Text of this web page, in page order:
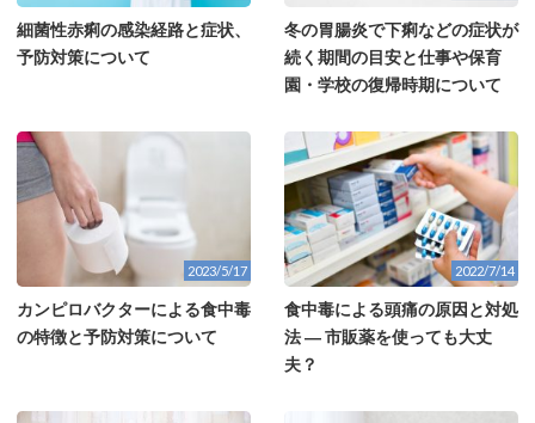
細菌性赤痢の感染経路と症状、
予防対策について
冬の胃腸炎で下痢などの症状が
続く期間の目安と仕事や保育
園・学校の復帰時期について
2023/5/17
カンピロバクターによる食中毒
の特徴と予防対策について
2022/7/14
食中毒による頭痛の原因と対処
法 ― 市販薬を使っても大丈
夫？